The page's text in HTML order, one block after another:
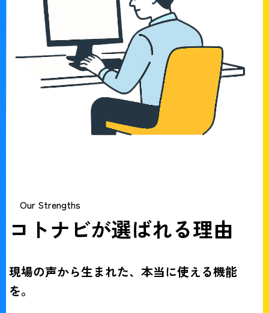
Our Strengths
コトナビが選ばれる理由
現場の声から生まれた、本当に使える機能
を。